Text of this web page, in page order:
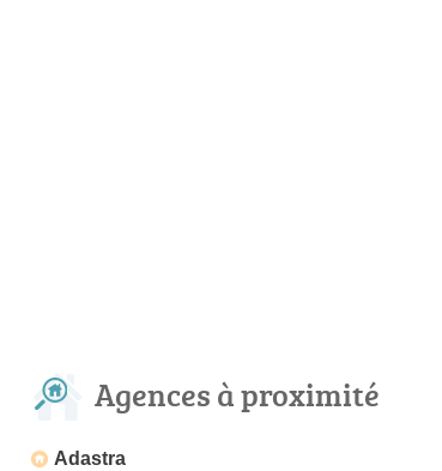
Agences à proximité
Adastra